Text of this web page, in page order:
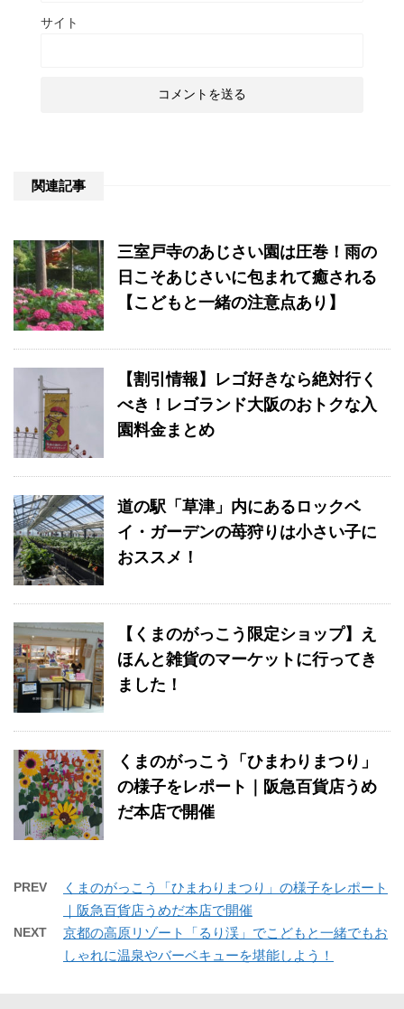
サイト
関連記事
三室戸寺のあじさい園は圧巻！雨の
日こそあじさいに包まれて癒される
【こどもと一緒の注意点あり】
【割引情報】レゴ好きなら絶対行く
べき！レゴランド大阪のおトクな入
園料金まとめ
道の駅「草津」内にあるロックベ
イ・ガーデンの苺狩りは小さい子に
おススメ！
【くまのがっこう限定ショップ】え
ほんと雑貨のマーケットに行ってき
ました！
くまのがっこう「ひまわりまつり」
の様子をレポート｜阪急百貨店うめ
だ本店で開催
PREV
くまのがっこう「ひまわりまつり」の様子をレポート
｜阪急百貨店うめだ本店で開催
NEXT
京都の高原リゾート「るり渓」でこどもと一緒でもお
しゃれに温泉やバーベキューを堪能しよう！